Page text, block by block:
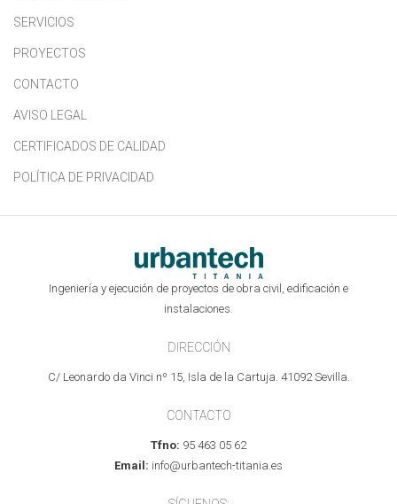
SERVICIOS
PROYECTOS
CONTACTO
AVISO LEGAL
CERTIFICADOS DE CALIDAD
POLÍTICA DE PRIVACIDAD
Ingeniería y ejecución de proyectos de obra civil, edificación e
instalaciones.
DIRECCIÓN
C/ Leonardo da Vinci nº 15, Isla de la Cartuja. 41092 Sevilla.
CONTACTO
Tfno: 95 463 05 62
Email: info@urbantech-titania.es